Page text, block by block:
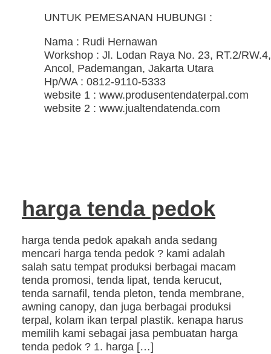
UNTUK PEMESANAN HUBUNGI :
Nama : Rudi Hernawan
Workshop : Jl. Lodan Raya No. 23, RT.2/RW.4,
Ancol, Pademangan, Jakarta Utara
Hp/WA : 0812-9110-5333
website 1 : www.produsentendaterpal.com
website 2 : www.jualtendatenda.com
harga tenda pedok
harga tenda pedok apakah anda sedang
mencari harga tenda pedok ? kami adalah
salah satu tempat produksi berbagai macam
tenda promosi, tenda lipat, tenda kerucut,
tenda sarnafil, tenda pleton, tenda membrane,
awning canopy, dan juga berbagai produksi
terpal, kolam ikan terpal plastik. kenapa harus
memilih kami sebagai jasa pembuatan harga
tenda pedok ? 1. harga […]